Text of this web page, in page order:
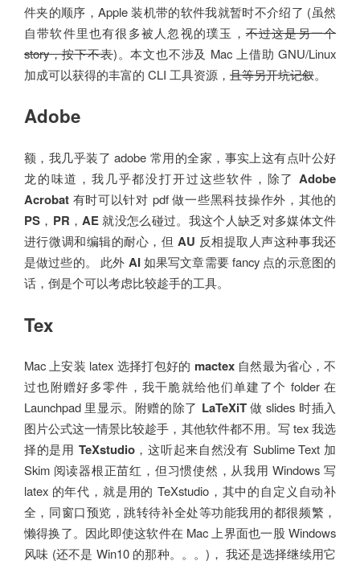
件夹的顺序，Apple 装机带的软件我就暂时不介绍了 (虽然
自带软件里也有很多被人忽视的璞玉，不过这是另一个
story，按下不表)。本文也不涉及 Mac 上借助 GNU/Linux
加成可以获得的丰富的 CLI 工具资源，且等另开坑记叙。
Adobe
额，我几乎装了 adobe 常用的全家，事实上这有点叶公好
龙的味道，我几乎都没打开过这些软件，除了 Adobe
Acrobat有时可以针对 pdf 做一些黑科技操作外，其他的
PS， PR ， AE就没怎么碰过。我这个人缺乏对多媒体文件
进行微调和编辑的耐心，但 AU 反相提取人声这种事我还
是做过些的。 此外 AI如果写文章需要 fancy 点的示意图的
话，倒是个可以考虑比较趁手的工具。
Tex
Mac 上安装 latex 选择打包好的 mactex自然最为省心，不
过也附赠好多零件，我干脆就给他们单建了个 folder 在
Launchpad 里显示。附赠的除了 LaTeXiT做 slides 时插入
图片公式这一情景比较趁手，其他软件都不用。写 tex 我选
择的是用 TeXstudio，这听起来自然没有 Sublime Text 加
Skim 阅读器根正苗红，但习惯使然，从我用 Windows 写
latex 的年代，就是用的 TeXstudio，其中的自定义自动补
全，同窗口预览，跳转待补全处等功能我用的都很频繁，
懒得换了。因此即使这软件在 Mac 上界面也一股 Windows
风味 (还不是 Win10 的那种。。。)， 我还是选择继续用它